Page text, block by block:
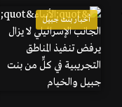
أخبار بنت جبيل